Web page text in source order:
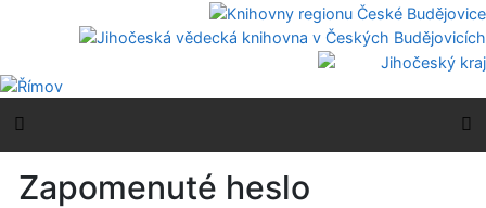
Přejít na menu
Zapomenuté heslo